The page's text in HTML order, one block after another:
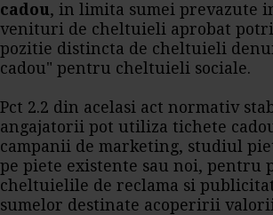
cadou, in limita sumei prevazute
venituri de cheltuieli aprobat
pozitie distincta de cheltuieli
cadou" pentru cheltuieli sociale.
Pct 2.2 din acelasi act normativ
angajatorii pot utiliza tichete
campanii de marketing, studiul
pe piete existente sau noi, pentru
cheltuielile de reclama si
sumelor destinate acoperirii